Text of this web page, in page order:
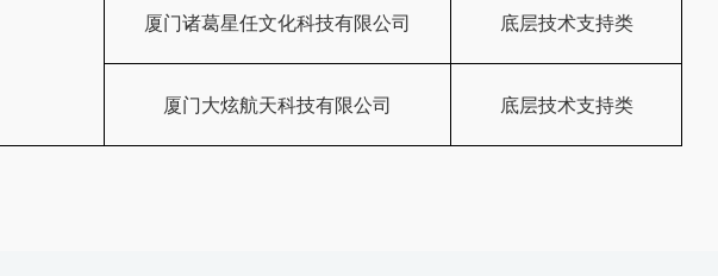
厦门诸葛星任文化科技有限公司 底层技术支持类
厦门大炫航天科技有限公司 底层技术支持类